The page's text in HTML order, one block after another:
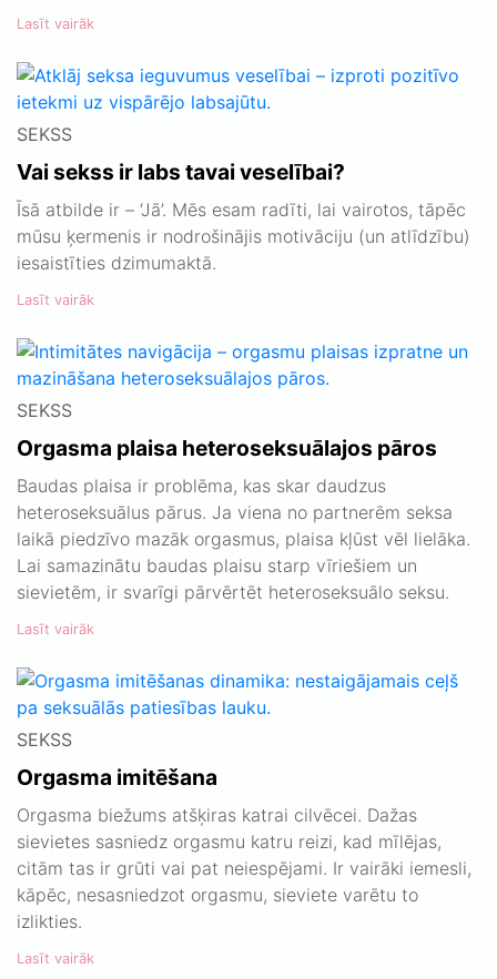
Lasīt vairāk
SEKSS
Vai sekss ir labs tavai veselībai?
Īsā atbilde ir – ‘Jā’. Mēs esam radīti, lai vairotos, tāpēc
mūsu ķermenis ir nodrošinājis motivāciju (un atlīdzību)
iesaistīties dzimumaktā.
Lasīt vairāk
SEKSS
Orgasma plaisa heteroseksuālajos pāros
Baudas plaisa ir problēma, kas skar daudzus
heteroseksuālus pārus. Ja viena no partnerēm seksa
laikā piedzīvo mazāk orgasmus, plaisa kļūst vēl lielāka.
Lai samazinātu baudas plaisu starp vīriešiem un
sievietēm, ir svarīgi pārvērtēt heteroseksuālo seksu.
Lasīt vairāk
SEKSS
Orgasma imitēšana
Orgasma biežums atšķiras katrai cilvēcei. Dažas
sievietes sasniedz orgasmu katru reizi, kad mīlējas,
citām tas ir grūti vai pat neiespējami. Ir vairāki iemesli,
kāpēc, nesasniedzot orgasmu, sieviete varētu to
izlikties.
Lasīt vairāk